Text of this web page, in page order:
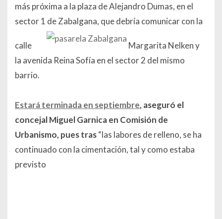
más próxima a la plaza de Alejandro Dumas, en el
sector 1 de Zabalgana, que debría comunicar con la
calle
Margarita Nelken y
la avenida Reina Sofía en el sector 2 del mismo
barrio.
Estará terminada en septiembre, aseguró el
concejal Miguel Garnica en Comisión de
Urbanismo, pues tras“las labores de relleno, se ha
continuado con la cimentación, tal y como estaba
previsto